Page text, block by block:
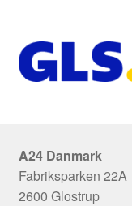
A24 Danmark
Fabriksparken 22A
2600 Glostrup